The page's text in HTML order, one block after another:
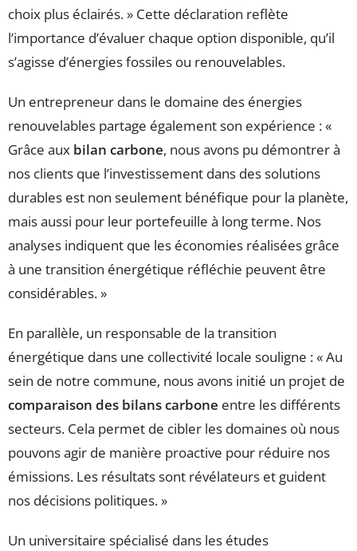
choix plus éclairés. » Cette déclaration reflète
l’importance d’évaluer chaque option disponible, qu’il
s’agisse d’énergies fossiles ou renouvelables.
Un entrepreneur dans le domaine des énergies
renouvelables partage également son expérience : «
Grâce aux bilan carbone, nous avons pu démontrer à
nos clients que l’investissement dans des solutions
durables est non seulement bénéfique pour la planète,
mais aussi pour leur portefeuille à long terme. Nos
analyses indiquent que les économies réalisées grâce
à une transition énergétique réfléchie peuvent être
considérables. »
En parallèle, un responsable de la transition
énergétique dans une collectivité locale souligne : « Au
sein de notre commune, nous avons initié un projet de
comparaison des bilans carbone entre les différents
secteurs. Cela permet de cibler les domaines où nous
pouvons agir de manière proactive pour réduire nos
émissions. Les résultats sont révélateurs et guident
nos décisions politiques. »
Un universitaire spécialisé dans les études